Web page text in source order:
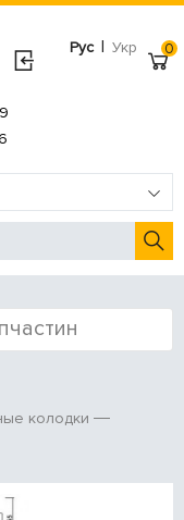
Рус | Укр 0
колодки